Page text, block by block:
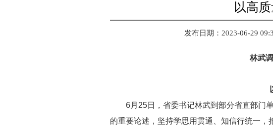
以高
发布日期：2023-06-29
林武
6月25日，省委书记林武到部分省直部门
的重要论述，坚持学思用贯通、知信行统一